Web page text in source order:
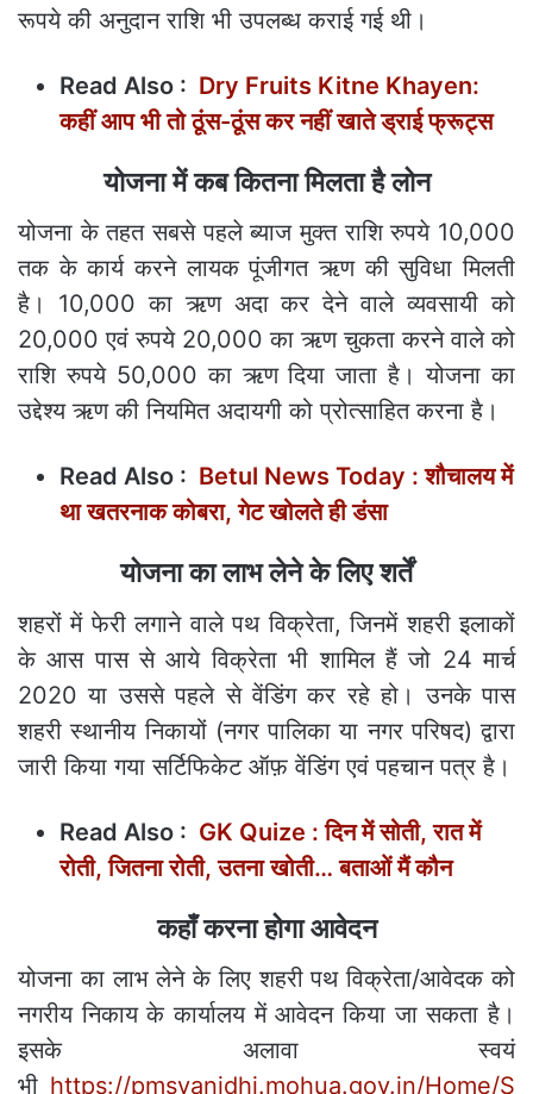
रूपये की अनुदान राशि भी उपलब्ध कराई गई थी।
Read Also : Dry Fruits Kitne Khayen:
कहीं आप भी तो ठूंस-ठूंस कर नहीं खाते ड्राई फ्रूट्स
योजना में कब कितना मिलता है लोन
योजना के तहत सबसे पहले ब्याज मुक्त राशि रुपये 10,000
तक के कार्य करने लायक पूंजीगत ऋण की सुविधा मिलती
है। 10,000 का ऋण अदा कर देने वाले व्यवसायी को
20,000 एवं रुपये 20,000 का ऋण चुकता करने वाले को
राशि रुपये 50,000 का ऋण दिया जाता है। योजना का
उद्देश्य ऋण की नियमित अदायगी को प्रोत्साहित करना है।
Read Also : Betul News Today : शौचालय में
था खतरनाक कोबरा, गेट खोलते ही डंसा
योजना का लाभ लेने के लिए शर्तें
शहरों में फेरी लगाने वाले पथ विक्रेता, जिनमें शहरी इलाकों
के आस पास से आये विक्रेता भी शामिल हैं जो 24 मार्च
2020 या उससे पहले से वेंडिंग कर रहे हो। उनके पास
शहरी स्थानीय निकायों (नगर पालिका या नगर परिषद) द्वारा
जारी किया गया सर्टिफिकेट ऑफ़ वेंडिंग एवं पहचान पत्र है।
Read Also : GK Quize : दिन में सोती, रात में
रोती, जितना रोती, उतना खोती… बताओं मैं कौन
कहाँ करना होगा आवेदन
योजना का लाभ लेने के लिए शहरी पथ विक्रेता/आवेदक को
नगरीय निकाय के कार्यालय में आवेदन किया जा सकता है।
इसके अलावा स्वयं
भी https://pmsvanidhi.mohua.gov.in/Home/S